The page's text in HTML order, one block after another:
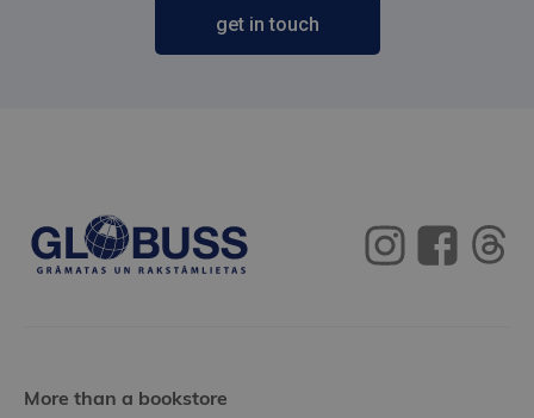
get in touch
More than a bookstore